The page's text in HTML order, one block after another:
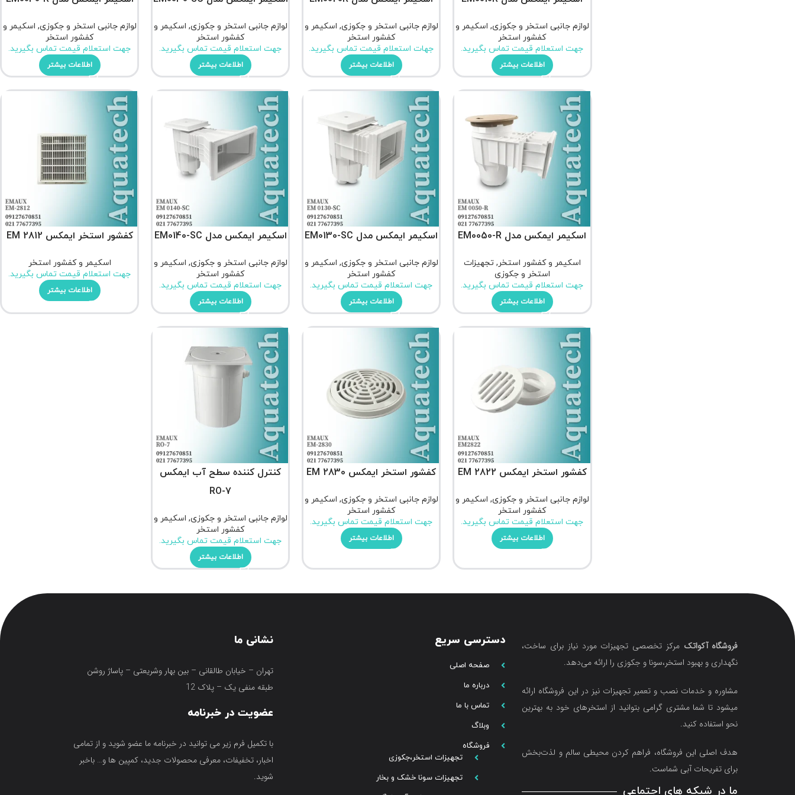
لوازم جانبی استخر و جکوزی, اسکیمر و
کفشور استخر
جهت استعلام قیمت تماس بگیرید.
اطلاعات بیشتر
لوازم جانبی استخر و جکوزی, اسکیمر و
کفشور استخر
جهات استعلام قیمت تماس بگیرید.
اطلاعات بیشتر
لوازم جانبی استخر و جکوزی, اسکیمر و
کفشور استخر
جهت استعلام قیمت تماس بگیرید.
اطلاعات بیشتر
لوازم جانبی استخر و جکوزی, اسکیمر و
کفشور استخر
جهت استعلام قیمت تماس بگیرید.
اطلاعات بیشتر
اسکیمر ایمکس مدل EM0050-R
اسکیمر و کفشور استخر,تجهیزات
استخر و جکوزی
جهت استعلام قیمت تماس بگیرید.
اطلاعات بیشتر
اسکیمر ایمکس مدل EM0130-SC
لوازم جانبی استخر و جکوزی, اسکیمر و
کفشور استخر
جهت استعلام قیمت تماس بگیرید.
اطلاعات بیشتر
اسکیمر ایمکس مدل EM0140-SC
لوازم جانبی استخر و جکوزی, اسکیمر و
کفشور استخر
جهت استعلام قیمت تماس بگیرید.
اطلاعات بیشتر
کفشور استخر ایمکس EM 2812
اسکیمر و کفشور استخر
جهت استعلام قیمت تماس بگیرید.
اطلاعات بیشتر
کفشور استخر ایمکس EM 2822
لوازم جانبی استخر و جکوزی, اسکیمر و
کفشور استخر
جهت استعلام قیمت تماس بگیرید.
اطلاعات بیشتر
کفشور استخر ایمکس EM 2830
لوازم جانبی استخر و جکوزی, اسکیمر و
کفشور استخر
جهت استعلام قیمت تماس بگیرید.
اطلاعات بیشتر
کنترل کننده سطح آب ایمکس
RO-7
لوازم جانبی استخر و جکوزی, اسکیمر و
کفشور استخر
جهت استعلام قیمت تماس بگیرید.
اطلاعات بیشتر
فروشگاه آکواتک مرکز تخصصی تجهیزات مورد نیاز برای ساخت،
نگهداری و بهبود استخر،سونا و جکوزی را ارائه می‌دهد.
مشاوره و خدمات نصب و تعمیر تجهیزات نیز در این فروشگاه ارائه
میشود تا شما مشتری گرامی بتوانید از استخرهای خود به بهترین
نحو استفاده کنید.
هدف اصلی این فروشگاه‌، فراهم کردن محیطی سالم و لذت‌بخش
برای تفریحات آبی شماست.
ما در شبکه های اجتماعی
دسترسی سریع
صفحه اصلی
درباره ما
تماس با ما
وبلاگ
فروشگاه
تجهیزات استخر،جکوزی
تجهیزات سونا خشک و بخار
نشانی ما
تهران – خیابان طالقانی – بین بهار وشریعتی – پاساژ روشن
طبقه منفی یک – پلاک 12
عضویت در خبرنامه
با تکمیل فرم زیر می توانید در خبرنامه ما عضو شوید و از تمامی
اخبار، تخفیفات، معرفی محصولات جدید، کمپین ها و… باخبر
شوید.